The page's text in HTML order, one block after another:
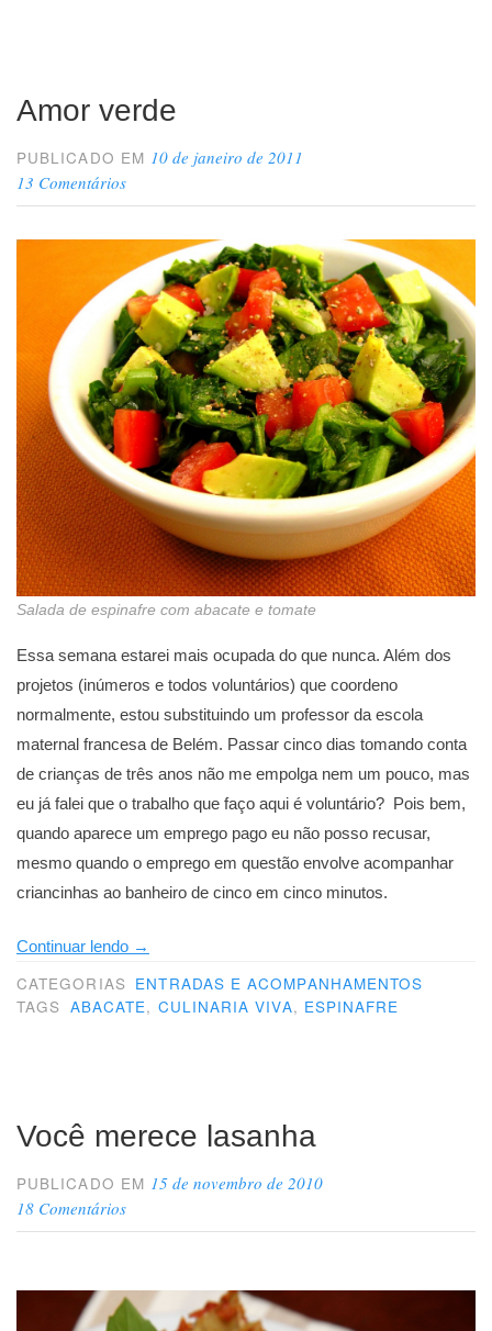
Amor verde
PUBLICADO EM 10 de janeiro de 2011
13 Comentários
Salada de espinafre com abacate e tomate
Essa semana estarei mais ocupada do que nunca. Além dos
projetos (inúmeros e todos voluntários) que coordeno
normalmente, estou substituindo um professor da escola
maternal francesa de Belém. Passar cinco dias tomando conta
de crianças de três anos não me empolga nem um pouco, mas
eu já falei que o trabalho que faço aqui é voluntário? Pois bem,
quando aparece um emprego pago eu não posso recusar,
mesmo quando o emprego em questão envolve acompanhar
criancinhas ao banheiro de cinco em cinco minutos.
Continuar lendo “Amor
verde”
→
CATEGORIAS ENTRADAS E ACOMPANHAMENTOS
TAGS ABACATE, CULINARIA VIVA, ESPINAFRE
Você merece lasanha
PUBLICADO EM 15 de novembro de 2010
18 Comentários